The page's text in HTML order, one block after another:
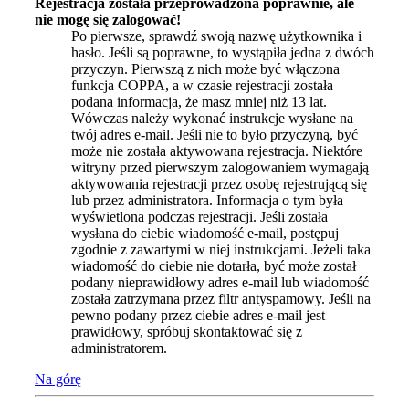
nie mogę się zalogować!
Po pierwsze, sprawdź swoją nazwę użytkownika i
hasło. Jeśli są poprawne, to wystąpiła jedna z dwóch
przyczyn. Pierwszą z nich może być włączona
funkcja COPPA, a w czasie rejestracji została
podana informacja, że masz mniej niż 13 lat.
Wówczas należy wykonać instrukcje wysłane na
twój adres e-mail. Jeśli nie to było przyczyną, być
może nie została aktywowana rejestracja. Niektóre
witryny przed pierwszym zalogowaniem wymagają
aktywowania rejestracji przez osobę rejestrującą się
lub przez administratora. Informacja o tym była
wyświetlona podczas rejestracji. Jeśli została
wysłana do ciebie wiadomość e-mail, postępuj
zgodnie z zawartymi w niej instrukcjami. Jeżeli taka
wiadomość do ciebie nie dotarła, być może został
podany nieprawidłowy adres e-mail lub wiadomość
została zatrzymana przez filtr antyspamowy. Jeśli na
pewno podany przez ciebie adres e-mail jest
prawidłowy, spróbuj skontaktować się z
administratorem.
Na górę